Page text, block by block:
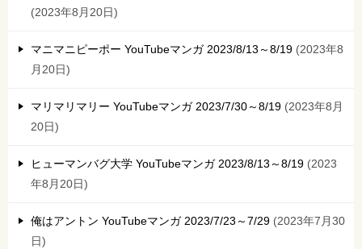
2023年8月20日
マニマニピーポー YouTubeマンガ 2023/8/13～8/19 2023年8
月20日
マリマリマリー YouTubeマンガ 2023/7/30～8/19 2023年8月
20日
ヒューマンバグ大学 YouTubeマンガ 2023/8/13～8/19 2023
年8月20日
俺はアントン YouTubeマンガ 2023/7/23～7/29 2023年7月30
日